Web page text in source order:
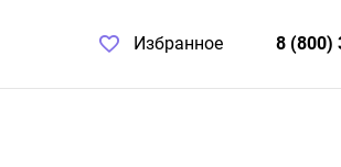
Избранное 8 (800)